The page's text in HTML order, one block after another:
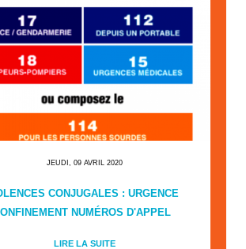
JEUDI, 09 AVRIL 2020
CONJUGALES : URGENCE
NUMÉROS D'APPEL
LIRE LA SUITE